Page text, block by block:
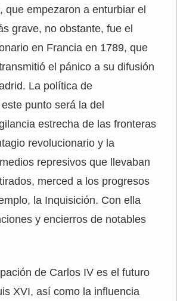
que empezaron a enturbiar el
grave, no obstante, fue el
en Francia en 1789, que
el pánico a su difusión
La política de
punto será la del
estrecha de las fronteras
revolucionario y la
represivos que llevaban
merced a los progresos
la Inquisición. Con ella
y encierros de notables
de Carlos IV es el futuro
XVI, así como la influencia